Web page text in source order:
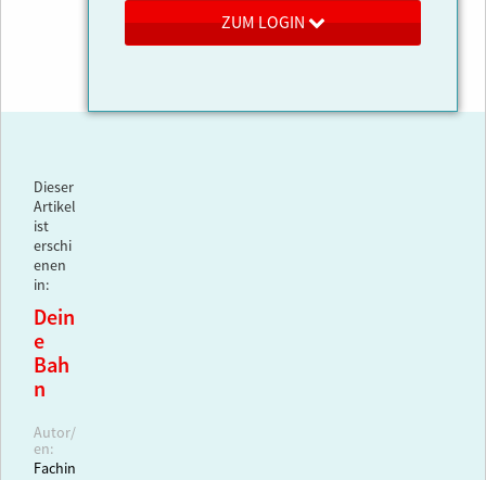
ZUM LOGIN
Dieser
Artikel
ist
erschi
enen
in:
Dein
e
Bah
n
Autor/
en:
Fachin